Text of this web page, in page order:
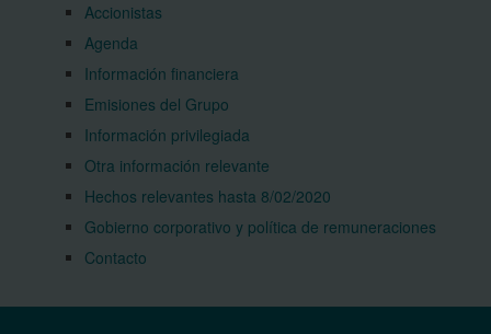
Accionistas
Agenda
Información financiera
Emisiones del Grupo
Información privilegiada
Otra información relevante
Hechos relevantes hasta 8/02/2020
Gobierno corporativo y política de remuneraciones
Contacto